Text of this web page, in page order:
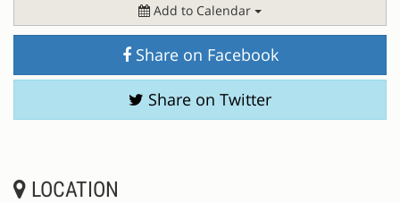
Add to Calendar
Share on Facebook
Share on Twitter
LOCATION